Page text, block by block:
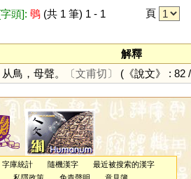
頭]: 䳇(共 1 筆) 1 - 1 頁
解釋
鳥，母聲。 〔文甫切〕 (《說文》 : 82
字庫統計 隨機漢字
最近被搜索的漢字